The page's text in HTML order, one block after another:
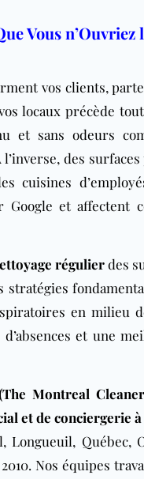
Vous n’Ouvriez
vos clients,
locaux précède
et sans odeurs
des
cuisines
Google et affectent
régulierdes
stratégies
en milieu
et une
Montreal
et de conciergerie
Longueuil, Québec,
Nos équipes